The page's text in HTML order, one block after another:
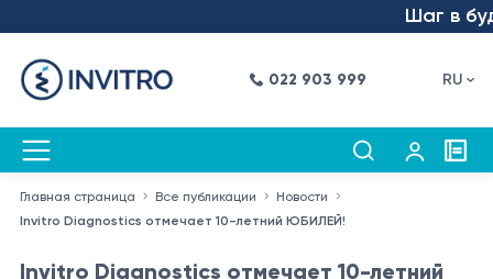
Шаг в
022 903 999 RU
Главная страница Все публикации
Новости
Invitro Diagnostics отмечает 10-летний ЮБИЛЕЙ!
Invitro Diagnostics отмечает 10-летний